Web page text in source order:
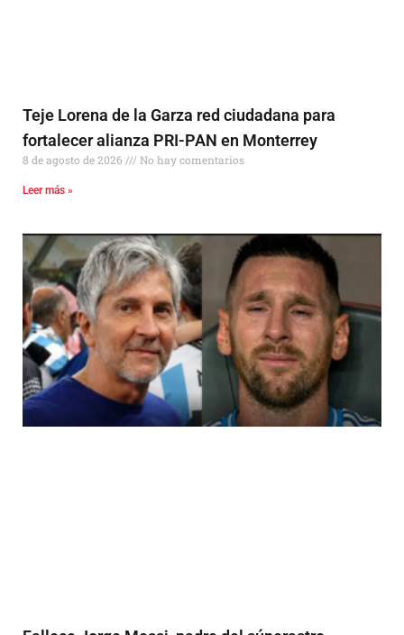
Teje Lorena de la Garza red ciudadana para
fortalecer alianza PRI-PAN en Monterrey
8 de agosto de 2026 No hay comentarios
Leer más »